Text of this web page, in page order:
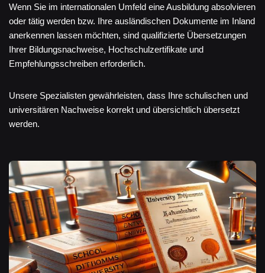
Wenn Sie im internationalen Umfeld eine Ausbildung absolvieren
oder tätig werden bzw. Ihre ausländischen Dokumente im Inland
anerkennen lassen möchten, sind qualifizierte Übersetzungen
Ihrer Bildungsnachweise, Hochschulzertifikate und
Empfehlungsschreiben erforderlich.
Unsere Spezialisten gewährleisten, dass Ihre schulischen und
universitären Nachweise korrekt und übersichtlich übersetzt
werden.